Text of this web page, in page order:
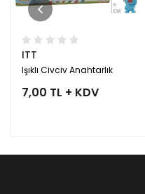
ITT
Işıklı Civciv Anahtarlık
7,00 TL + KDV